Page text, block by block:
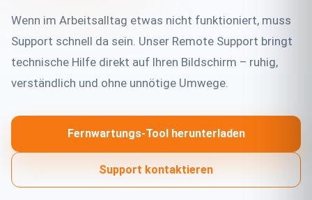
Wenn im Arbeitsalltag etwas nicht funktioniert, muss
Support schnell da sein. Unser Remote Support bringt
technische Hilfe direkt auf Ihren Bildschirm – ruhig,
verständlich und ohne unnötige Umwege.
Fernwartungs-Tool herunterladen
Support kontaktieren